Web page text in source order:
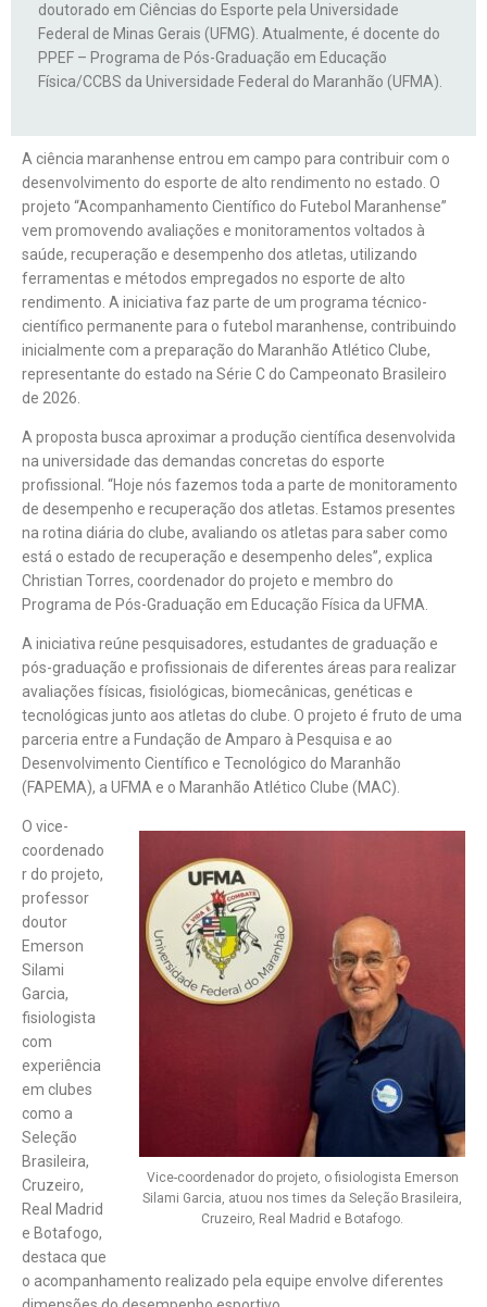
doutorado em Ciências do Esporte pela Universidade
Federal de Minas Gerais (UFMG). Atualmente, é docente do
PPEF – Programa de Pós-Graduação em Educação
Física/CCBS da Universidade Federal do Maranhão (UFMA).
A ciência maranhense entrou em campo para contribuir com o
desenvolvimento do esporte de alto rendimento no estado. O
projeto “Acompanhamento Científico do Futebol Maranhense”
vem promovendo avaliações e monitoramentos voltados à
saúde, recuperação e desempenho dos atletas, utilizando
ferramentas e métodos empregados no esporte de alto
rendimento. A iniciativa faz parte de um programa técnico-
científico permanente para o futebol maranhense, contribuindo
inicialmente com a preparação do Maranhão Atlético Clube,
representante do estado na Série C do Campeonato Brasileiro
de 2026.
A proposta busca aproximar a produção científica desenvolvida
na universidade das demandas concretas do esporte
profissional. “Hoje nós fazemos toda a parte de monitoramento
de desempenho e recuperação dos atletas. Estamos presentes
na rotina diária do clube, avaliando os atletas para saber como
está o estado de recuperação e desempenho deles”, explica
Christian Torres, coordenador do projeto e membro do
Programa de Pós-Graduação em Educação Física da UFMA.
A iniciativa reúne pesquisadores, estudantes de graduação e
pós-graduação e profissionais de diferentes áreas para realizar
avaliações físicas, fisiológicas, biomecânicas, genéticas e
tecnológicas junto aos atletas do clube. O projeto é fruto de uma
parceria entre a Fundação de Amparo à Pesquisa e ao
Desenvolvimento Científico e Tecnológico do Maranhão
(FAPEMA), a UFMA e o Maranhão Atlético Clube (MAC).
Vice-coordenador do projeto, o fisiologista Emerson
Silami Garcia, atuou nos times da Seleção Brasileira,
Cruzeiro, Real Madrid e Botafogo.
O vice-
coordenado
r do projeto,
professor
doutor
Emerson
Silami
Garcia,
fisiologista
com
experiência
em clubes
como a
Seleção
Brasileira,
Cruzeiro,
Real Madrid
e Botafogo,
destaca que
o acompanhamento realizado pela equipe envolve diferentes